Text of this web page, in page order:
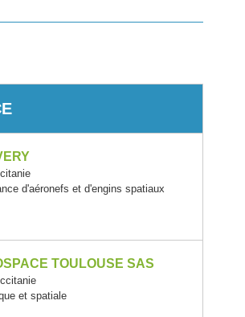
d'aéronefs et d'engins spatiaux
TOULOUSE SAS
et spatiale